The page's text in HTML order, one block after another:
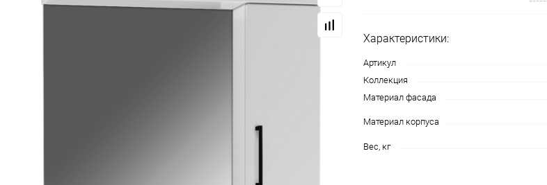
Характеристики:
Артикул
Коллекция
Материал фасада
Материал корпуса
Вес, кг